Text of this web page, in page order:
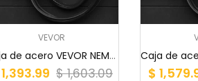
VEVOR
Caja de acero VEVOR NEMA, 12 x 12 x 6'', caja e...
$ 1,603.09 $
RAMPAS Y PROTECTORES
SEGURIDAD E HIGIENE